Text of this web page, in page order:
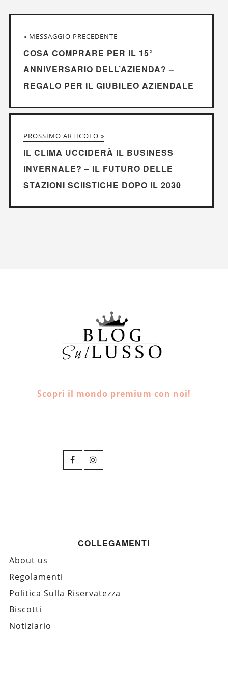
« MESSAGGIO PRECEDENTE
COSA COMPRARE PER IL 15°
ANNIVERSARIO DELL’AZIENDA? –
REGALO PER IL GIUBILEO AZIENDALE
PROSSIMO ARTICOLO »
IL CLIMA UCCIDERÀ IL BUSINESS
INVERNALE? – IL FUTURO DELLE
STAZIONI SCIISTICHE DOPO IL 2030
Scopri il mondo premium con noi!
COLLEGAMENTI
About us
Regolamenti
Politica Sulla Riservatezza
Biscotti
Notiziario